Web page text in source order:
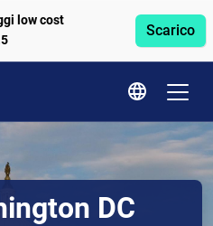
low cost
Scarico
DC